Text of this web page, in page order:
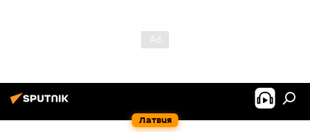
Латвия